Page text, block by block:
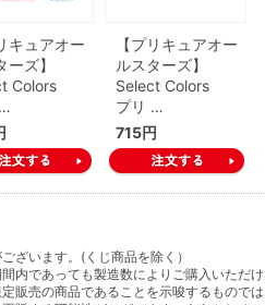
キュアオー
ーズ】
Colors
【プリキュアオー
ルスターズ】
Select Colors
プリ …
715円
ざいます。(くじ商品を除く）
であっても製造数によりご購入いただけ
売の商品であることを示唆するものでは